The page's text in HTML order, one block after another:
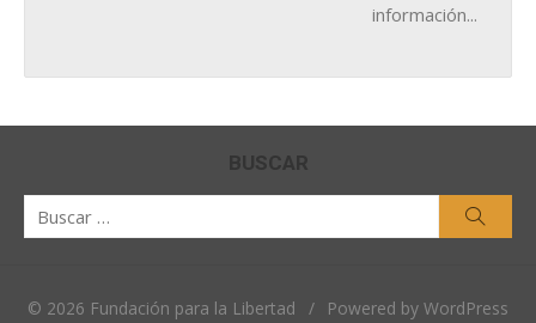
información...
BUSCAR
© 2026 Fundación para la Libertad / Powered by WordPress